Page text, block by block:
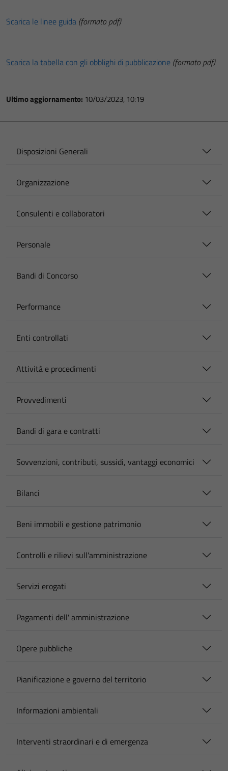
Scarica le linee guida (formato pdf)
Scarica la tabella con gli obblighi di pubblicazione (formato pdf)
Ultimo aggiornamento: 10/03/2023, 10:19
Disposizioni Generali
Organizzazione
Consulenti e collaboratori
Personale
Bandi di Concorso
Performance
Enti controllati
Attività e procedimenti
Provvedimenti
Bandi di gara e contratti
Sovvenzioni, contributi, sussidi, vantaggi economici
Bilanci
Beni immobili e gestione patrimonio
Controlli e rilievi sull'amministrazione
Servizi erogati
Pagamenti dell' amministrazione
Opere pubbliche
Pianificazione e governo del territorio
Informazioni ambientali
Interventi straordinari e di emergenza